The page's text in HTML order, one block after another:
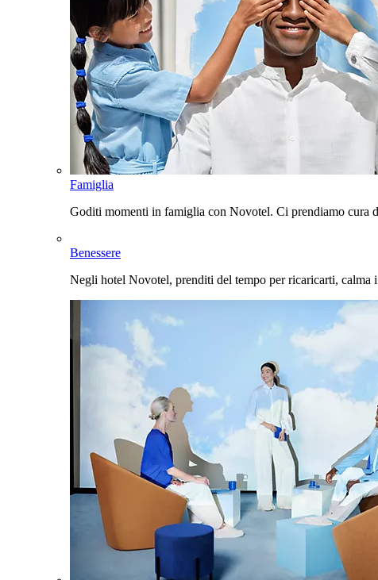
Famiglia
Goditi momenti in famiglia con Novotel. Ci prendiamo cura
Benessere
Negli hotel Novotel, prenditi del tempo per ricaricarti, calma